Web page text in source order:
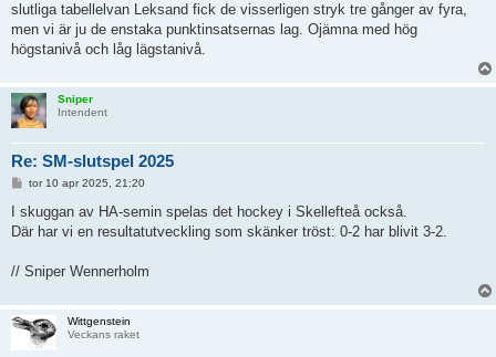
slutliga tabellelvan Leksand fick de visserligen stryk tre gånger av fyra,
men vi är ju de enstaka punktinsatsernas lag. Ojämna med hög
högstanivå och låg lägstanivå.
Sniper
Intendent
Re: SM-slutspel 2025
l
g
tor 10 apr 2025, 21:20
I skuggan av HA-semin spelas det hockey i Skellefteå också.
Där har vi en resultatutveckling som skänker tröst: 0-2 har blivit 3-2.
// Sniper Wennerholm
Wittgenstein
Veckans raket